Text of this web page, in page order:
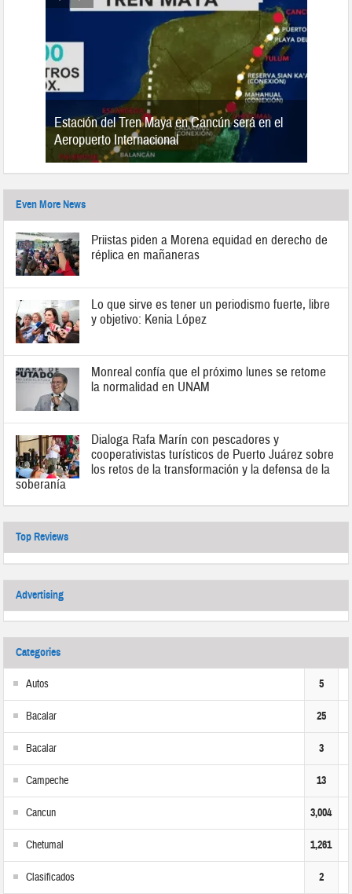
Estación del Tren Maya en Cancún será en el
Aeropuerto Internacional
Even More News
Priistas piden a Morena equidad en derecho de
réplica en mañaneras
Lo que sirve es tener un periodismo fuerte, libre
y objetivo: Kenia López
Monreal confía que el próximo lunes se retome
la normalidad en UNAM
Dialoga Rafa Marín con pescadores y
cooperativistas turísticos de Puerto Juárez sobre
los retos de la transformación y la defensa de la
soberanía
Top Reviews
Advertising
Categories
Autos 5
Bacalar 25
Bacalar 3
Campeche 13
Cancun 3,004
Chetumal 1,261
Clasificados 2